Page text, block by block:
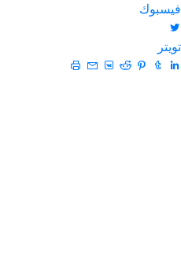
فيسبوك
تويتر